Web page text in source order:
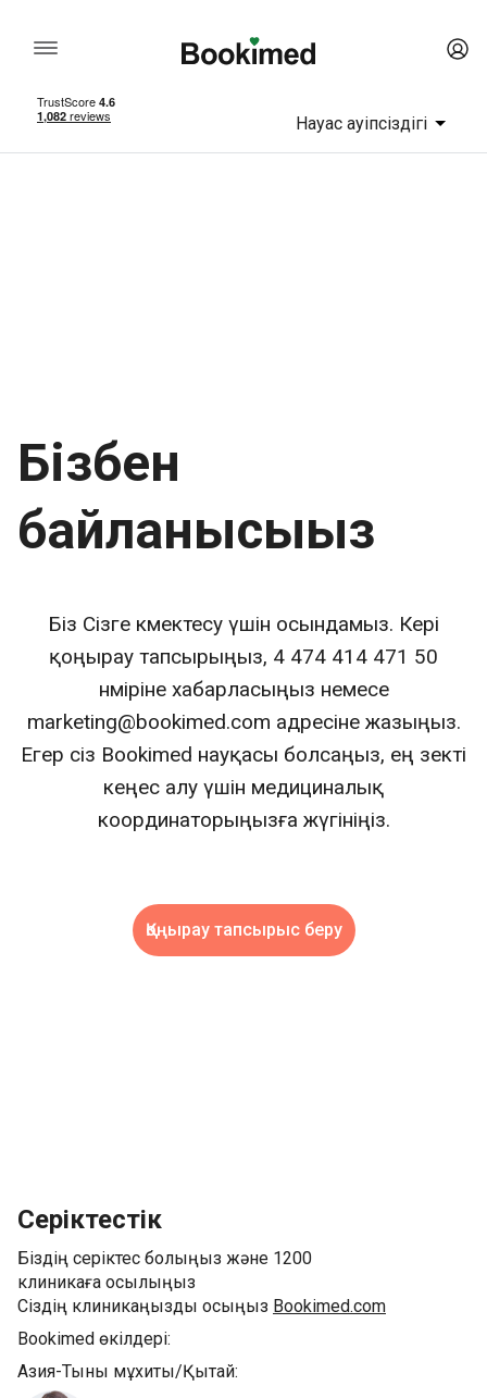
Науқас қауіпсіздігі
Бізбен
байланысыңыз
Біз Сізге көмектесу үшін осындамыз. Кері
қоңырау тапсырыңыз, 4 474 414 471 50
нөміріне хабарласыңыз немесе
marketing@bookimed.com адресіне жазыңыз.
Егер сіз Bookimed науқасы болсаңыз, ең өзекті
кеңес алу үшін медициналық
координаторыңызға жүгініңіз.
Қоңырау тапсырыс беру
Серіктестік
Біздің серіктес болыңыз және 1200
клиникаға қосылыңыз
Сіздің клиникаңызды қосыңыз Bookimed.com
Bookimed өкілдері:
Азия-Тынық мұхиты/Қытай: